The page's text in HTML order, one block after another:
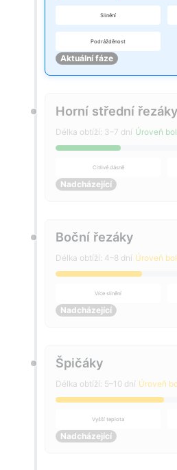
Slinění
Podrážděnost
Aktuální fáze
Horní střední řezáky
Délka obtíží: 3–7 dní Úroveň
Citlivé dásně
Nadcházející
Boční řezáky
Délka obtíží: 4–8 dní Úroveň
Více slinění
Nadcházející
Špičáky
Délka obtíží: 5–10 dní Úroveň
Vyšší teplota
Nadcházející